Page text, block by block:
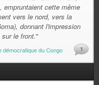
empruntaient cette même
vers le nord, vers la
donnant l'impression
le front."
démocratique du Congo 1